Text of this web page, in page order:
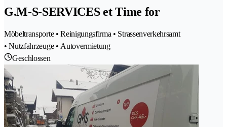
G.M-S-SERVICES et Time for
Möbeltransporte • Reinigungsfirma • Strassenverkehrsamt
• Nutzfahrzeuge • Autovermietung
Geschlossen